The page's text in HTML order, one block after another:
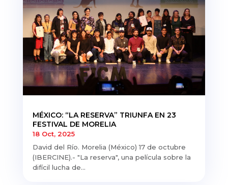
MÉXICO: “LA RESERVA” TRIUNFA EN 23
FESTIVAL DE MORELIA
18 Oct, 2025
David del Río. Morelia (México) 17 de octubre
(IBERCINE).- "La reserva", una película sobre la
difícil lucha de...